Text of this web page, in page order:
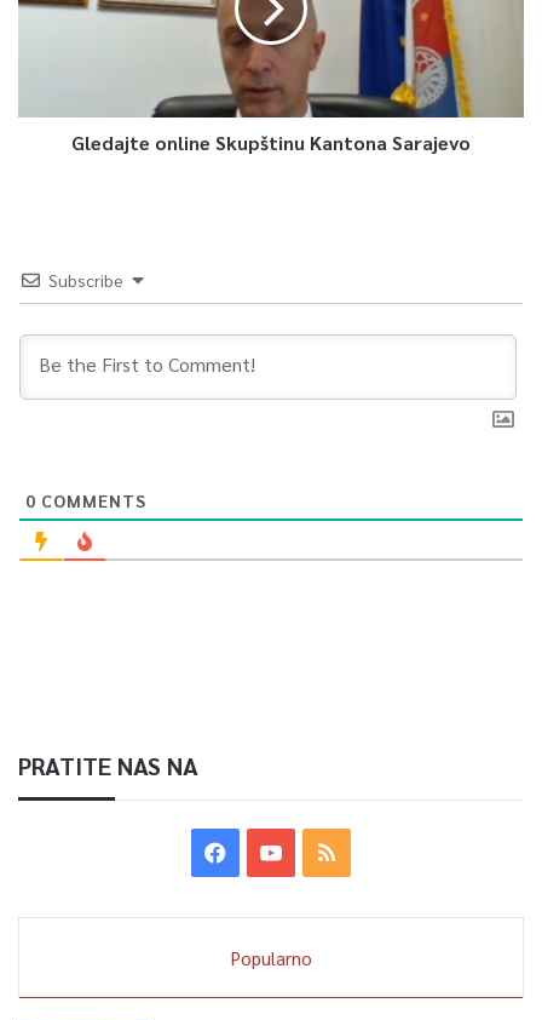
Zaposleni u GRAS-u zabrinuti su šta će se dalje dešavati s
ovim preduzećem, ukoliko na sjednici Skupštine ne bude
prihvaćen sporazum.
dogovore sa Upravom za indirektno oporezivanje i
rate. Time će GRAS steći status preduzeća koje izmiruje
Berina Bevrnja , TVSA
Gledajte online Skupštinu Kantona Sarajevo
Subscribe
0 COMMENTS
PRATITE NAS NA
Popularno